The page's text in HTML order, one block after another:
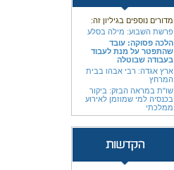
מדורים נוספים בגיליון זה:
פרשת השבוע: מילה בסלע
הלכה פסוקה: עובד
שהתפטר על מנת לעבוד
בעבודה שבוטלה
ארץ אגדה: רבי אבהו בבית
המרחץ
שו"ת במראה הבזק: ביקור
בכנסיה למי שמוזמן לאירוע
ממלכתי